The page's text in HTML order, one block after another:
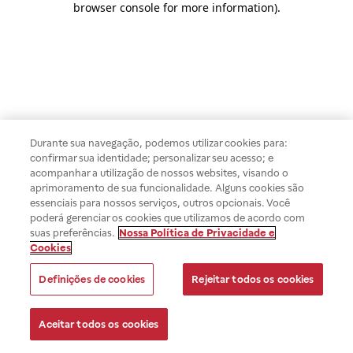
browser console for more information).
Durante sua navegação, podemos utilizar cookies para:
confirmar sua identidade; personalizar seu acesso; e
acompanhar a utilização de nossos websites, visando o
aprimoramento de sua funcionalidade. Alguns cookies são
essenciais para nossos serviços, outros opcionais. Você
poderá gerenciar os cookies que utilizamos de acordo com
suas preferências. Nossa Política de Privacidade e
Cookies
Definições de cookies Rejeitar todos os cookies
Aceitar todos os cookies